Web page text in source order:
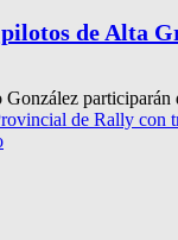
de Alta
de Rally con